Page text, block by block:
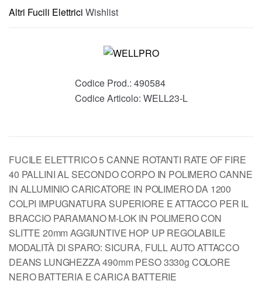
Altri Fucili Elettrici Wishlist
Codice Prod.: 490584
Codice Articolo: WELL23-L
FUCILE ELETTRICO 5 CANNE ROTANTI RATE OF FIRE
40 PALLINI AL SECONDO CORPO IN POLIMERO CANNE
IN ALLUMINIO CARICATORE IN POLIMERO DA 1200
COLPI IMPUGNATURA SUPERIORE E ATTACCO PER IL
BRACCIO PARAMANO M-LOK IN POLIMERO CON
SLITTE 20mm AGGIUNTIVE HOP UP REGOLABILE
MODALITÀ DI SPARO: SICURA, FULL AUTO ATTACCO
DEANS LUNGHEZZA 490mm PESO 3330g COLORE
NERO BATTERIA E CARICA BATTERIE